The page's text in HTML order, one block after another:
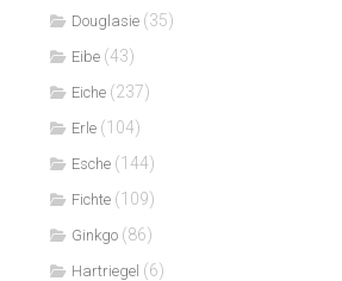
Douglasie (35)
Eibe (43)
Eiche (237)
Erle (104)
Esche (144)
Fichte (109)
Ginkgo (86)
Hartriegel (6)